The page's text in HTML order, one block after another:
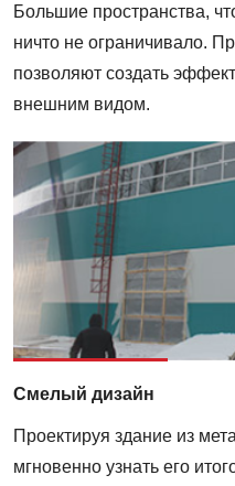
Большие пространства,
ничто не ограничивало.
позволяют создать
внешним видом.
Смелый дизайн
Проектируя здание из
мгновенно узнать его